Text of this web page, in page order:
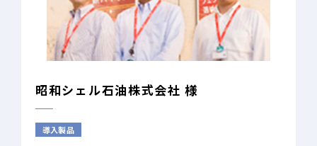
昭和シェル石油株式会社 様
導入製品